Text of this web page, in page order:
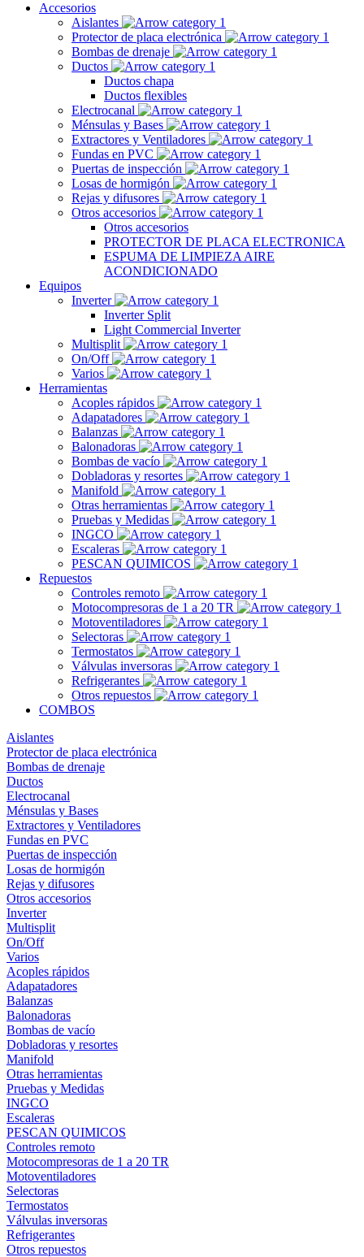
Accesorios
Aislantes
Protector de placa electrónica
Bombas de drenaje
Ductos
Ductos chapa
Ductos flexibles
Electrocanal
Ménsulas y Bases
Extractores y Ventiladores
Fundas en PVC
Puertas de inspección
Losas de hormigón
Rejas y difusores
Otros accesorios
Otros accesorios
PROTECTOR DE PLACA ELECTRONICA
ESPUMA DE LIMPIEZA AIRE
ACONDICIONADO
Equipos
Inverter
Inverter Split
Light Commercial Inverter
Multisplit
On/Off
Varios
Herramientas
Acoples rápidos
Adapatadores
Balanzas
Balonadoras
Bombas de vacío
Dobladoras y resortes
Manifold
Otras herramientas
Pruebas y Medidas
INGCO
Escaleras
PESCAN QUIMICOS
Repuestos
Controles remoto
Motocompresoras de 1 a 20 TR
Motoventiladores
Selectoras
Termostatos
Válvulas inversoras
Refrigerantes
Otros repuestos
COMBOS
Aislantes
Protector de placa electrónica
Bombas de drenaje
Ductos
Electrocanal
Ménsulas y Bases
Extractores y Ventiladores
Fundas en PVC
Puertas de inspección
Losas de hormigón
Rejas y difusores
Otros accesorios
Inverter
Multisplit
On/Off
Varios
Acoples rápidos
Adapatadores
Balanzas
Balonadoras
Bombas de vacío
Dobladoras y resortes
Manifold
Otras herramientas
Pruebas y Medidas
INGCO
Escaleras
PESCAN QUIMICOS
Controles remoto
Motocompresoras de 1 a 20 TR
Motoventiladores
Selectoras
Termostatos
Válvulas inversoras
Refrigerantes
Otros repuestos